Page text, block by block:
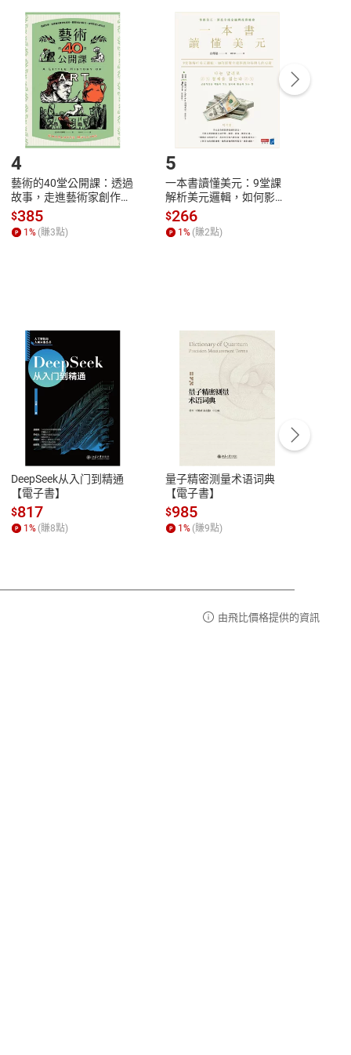
點選「瀏覽訂單明細」
「申請取消訂單/ 退
貨。
付款方式
Payment
完成訂單
Complete
號，下載書籍後看書
性
參
客服資訊
服務時間：週一到週五 10:00-12:00、
13:00-17:00 (國定假日及例假日休息)
客服電話：0080-1857077
4
藝術的40堂公開課：透過
故事，走進藝術家創作現
場，看藝術如何誕生、如
何形塑人類生活【電子
書】
$385
1% (賺3點)
5
一本書讀懂美元：9堂課
解析美元邏輯，如何影響
全球經濟和每個人的投資
【電子書】
$266
1% (賺2點)
DeepSeek从入门到精通
【電子書】
$817
1% (賺8點)
量子精密测量术语词典
【電子書】
$985
1% (賺9點)
由飛比價格提供的資訊